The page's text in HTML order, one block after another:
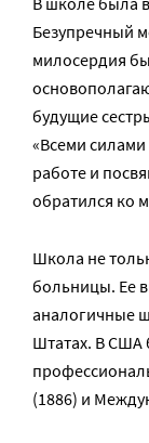
Безупречный
милосердия
будущие
«Всеми силами
работе и
обратился ко
Школа не
больницы. Ее
аналогичные
Штатах. В США
(1886) и